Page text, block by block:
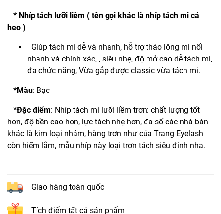
* Nhíp tách lưỡi liềm ( tên gọi khác là nhíp tách mi cá
heo )
Giúp tách mi dễ và nhanh, hỗ trợ tháo lông mi nối
nhanh và chính xác, , siêu nhẹ, độ mở cao dễ tách mi,
đa chức năng, Vừa gắp được classic vừa tách mi.
*Màu: Bạc
*Đặc điểm: Nhíp tách mi lưỡi liềm trơn: chất lượng tốt
hơn, độ bền cao hơn, lực tách nhẹ hơn, đa số các nhà bán
khác là kim loại nhám, hàng trơn như của Trang Eyelash
còn hiếm lắm, mẫu nhíp này loại trơn tách siêu đỉnh nha.
Giao hàng toàn quốc
Tích điểm tất cả sản phẩm